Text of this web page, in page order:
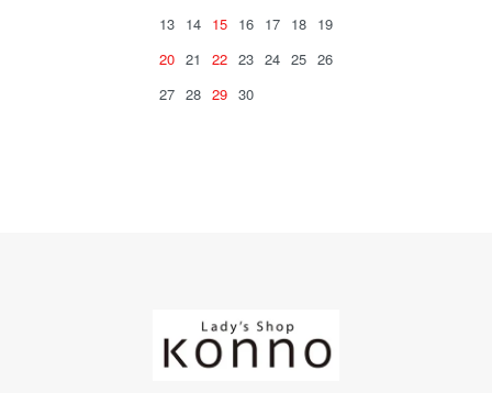
13 14 15 16 17 18 19
20 21 22 23 24 25 26
27 28 29 30